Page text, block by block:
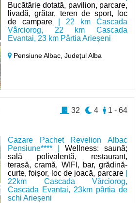
Bucătărie dotată, pavilion, parcare,
livadă, grătar, teren de sport, loc
de campare | 22 km Cascada
Vârciorog, 22 km Cascada
Evantai, 23 km Pârtia Arieșeni
Pensiune Albac,Județul Alba
Cazare Pachet Revelion Albac
Pensiune**** |Wellness: saună;
sală polivalentă, restaurant,
terasă, cramă, WIFI, bar, grădină-
curte, foișor, loc de joacă, parcare|
22km Cascada Vârciorog,
Cascada Evantai, 23km pârtia de
schi Arieșeni
1 - 64
4
32